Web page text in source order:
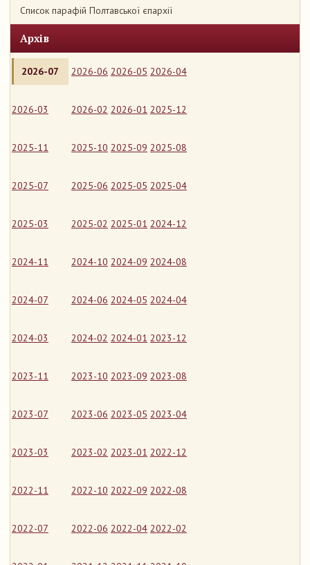
Список парафій Полтавської єпархії
Архів
2026-07 2026-06 2026-05 2026-04
2026-03 2026-02 2026-01 2025-12
2025-11 2025-10 2025-09 2025-08
2025-07 2025-06 2025-05 2025-04
2025-03 2025-02 2025-01 2024-12
2024-11 2024-10 2024-09 2024-08
2024-07 2024-06 2024-05 2024-04
2024-03 2024-02 2024-01 2023-12
2023-11 2023-10 2023-09 2023-08
2023-07 2023-06 2023-05 2023-04
2023-03 2023-02 2023-01 2022-12
2022-11 2022-10 2022-09 2022-08
2022-07 2022-06 2022-04 2022-02